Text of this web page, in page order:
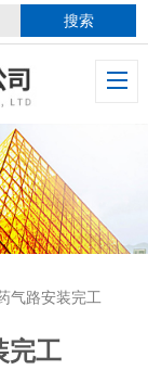
气路安装完工
完工